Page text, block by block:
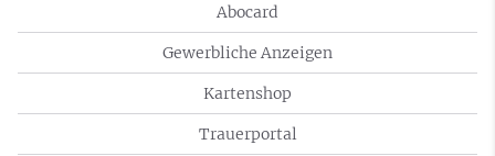
Abocard
Gewerbliche Anzeigen
Kartenshop
Trauerportal